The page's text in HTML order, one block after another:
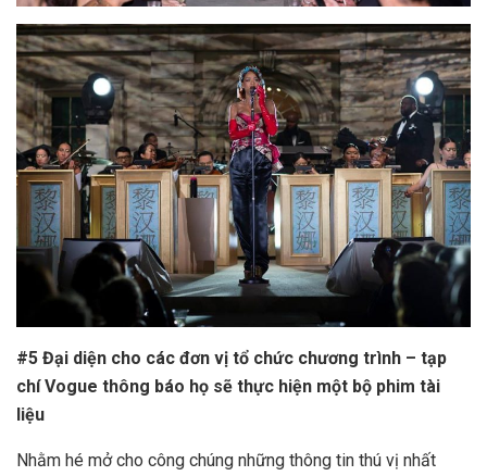
#5 Đại diện cho các đơn vị tổ chức chương trình – tạp
chí Vogue thông báo họ sẽ thực hiện một bộ phim tài
liệu
Nhằm hé mở cho công chúng những thông tin thú vị nhất